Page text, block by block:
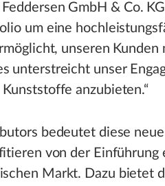
GmbH & Co.
um eine
unseren Kunden
unterstreicht unser
anzubieten.“
bedeutet diese
von der Einführung
Markt. Dazu bietet